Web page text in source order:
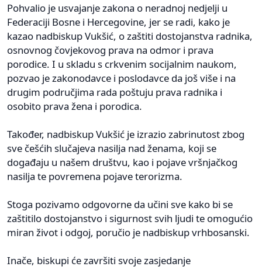
Pohvalio je usvajanje zakona o neradnoj nedjelji u
Federaciji Bosne i Hercegovine, jer se radi, kako je
kazao nadbiskup Vukšić, o zaštiti dostojanstva radnika,
osnovnog čovjekovog prava na odmor i prava
porodice. I u skladu s crkvenim socijalnim naukom,
pozvao je zakonodavce i poslodavce da još više i na
drugim područjima rada poštuju prava radnika i
osobito prava žena i porodica.
Također, nadbiskup Vukšić je izrazio zabrinutost zbog
sve češćih slučajeva nasilja nad ženama, koji se
događaju u našem društvu, kao i pojave vršnjačkog
nasilja te povremena pojave terorizma.
Stoga pozivamo odgovorne da učini sve kako bi se
zaštitilo dostojanstvo i sigurnost svih ljudi te omogućio
miran život i odgoj, poručio je nadbiskup vrhbosanski.
Inače, biskupi će završiti svoje zasjedanje